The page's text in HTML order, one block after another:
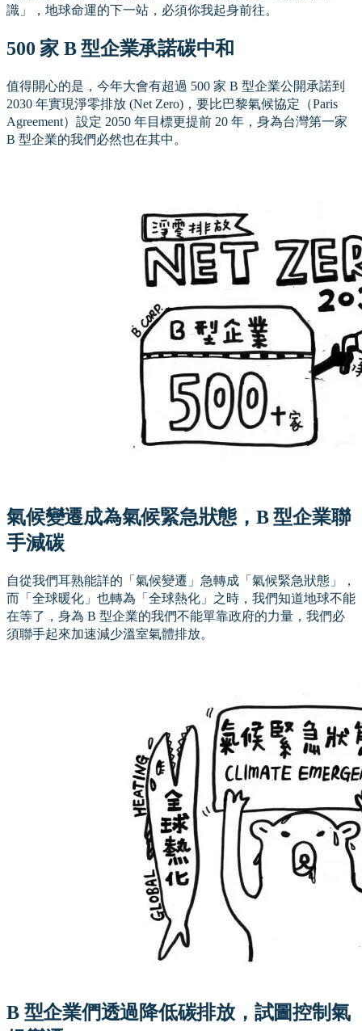
識」，地球命運的下一站，必須你我起身前往。
500 家 B 型企業承諾碳中和
值得開心的是，今年大會有超過 500 家 B 型企業公開承諾到
2030 年實現淨零排放 (Net Zero)，要比巴黎氣候協定（Paris
Agreement）設定 2050 年目標更提前 20 年，身為台灣第一家
B 型企業的我們必然也在其中。
氣候變遷成為氣候緊急狀態，B 型企業聯
手減碳
自從我們耳熟能詳的「氣候變遷」急轉成「氣候緊急狀態」，
而「全球暖化」也轉為「全球熱化」之時，我們知道地球不能
在等了，身為 B 型企業的我們不能單靠政府的力量，我們必
須聯手起來加速減少溫室氣體排放。
B 型企業們透過降低碳排放，試圖控制氣